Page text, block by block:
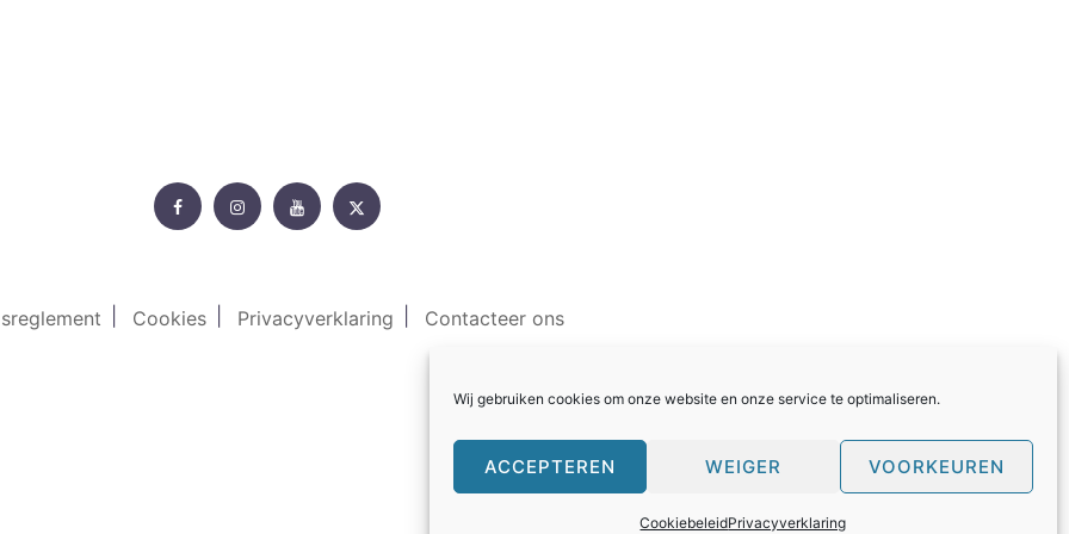
Wij gebruiken cookies om onze website en onze service te optimaliseren.
ACCEPTEREN WEIGER VOORKEUREN
CookiebeleidPrivacyverklaring
FacebookInstagramYoutube Twitter
Cookies Privacyverklaring Contacteer ons